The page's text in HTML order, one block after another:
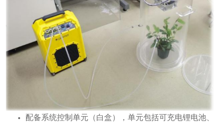
配备系统控制单元（白盒），单元包括可充电锂电池、